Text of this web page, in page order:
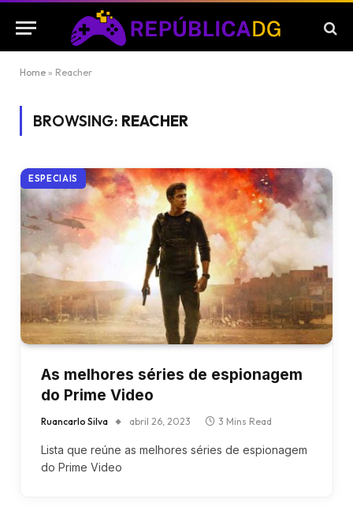
Home » Reacher
BROWSING: REACHER
ESPECIAIS
As melhores séries de espionagem
do Prime Video
Ruancarlo Silva abril 26, 2023 3 Mins Read
Lista que reúne as melhores séries de espionagem
do Prime Video